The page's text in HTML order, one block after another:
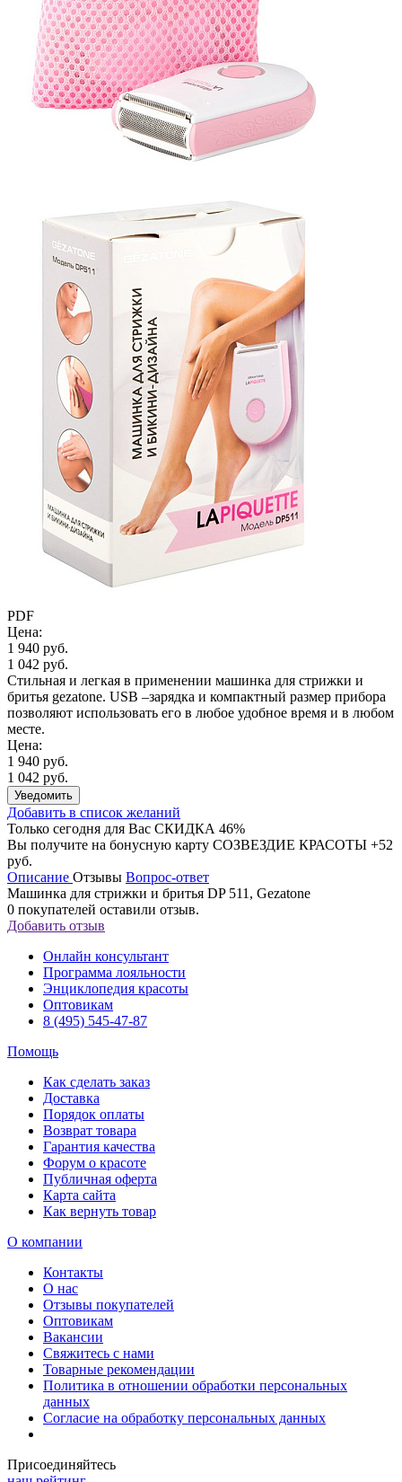
PDF
Цена:
1 940 руб.
1 042 руб.
Стильная и легкая в применении машинка для стрижки и
бритья gezatone. USB –зарядка и компактный размер прибора
позволяют использовать его в любое удобное время и в любом
месте.
Цена:
1 940 руб.
1 042 руб.
Уведомить
Добавить в список желаний
Только сегодня для Вас СКИДКА 46%
Вы получите на бонусную карту СОЗВЕЗДИЕ КРАСОТЫ +52
руб.
Описание Отзывы Вопрос-ответ
Машинка для стрижки и бритья DP 511, Gezatone
0 покупателей оставили отзыв.
Добавить отзыв
Онлайн консультант
Программа лояльности
Энциклопедия красоты
Оптовикам
8 (495) 545-47-87
Помощь
Как сделать заказ
Доставка
Порядок оплаты
Возврат товара
Гарантия качества
Форум о красоте
Публичная оферта
Карта сайта
Как вернуть товар
О компании
Контакты
О нас
Отзывы покупателей
Оптовикам
Вакансии
Свяжитесь с нами
Товарные рекомендации
Политика в отношении обработки персональных
данных
Согласие на обработку персональных данных
Присоединяйтесь